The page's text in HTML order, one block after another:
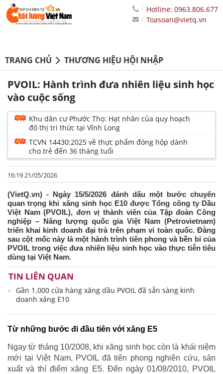
Hotline: 0963.806.677
Toasoan@vietq.vn
TRANG CHỦ THƯƠNG HIỆU HỘI NHẬP
PVOIL: Hành trình đưa nhiên liệu sinh học
vào cuộc sống
Khu dân cư Phước Thọ: Hạt nhân của quy hoạch
đô thị tri thức tại Vĩnh Long
TCVN 14430:2025 về thực phẩm đóng hộp dành
cho trẻ đến 36 tháng tuổi
16:19 21/05/2026
(VietQ.vn) - Ngày 15/5/2026 đánh dấu một bước chuyển
quan trọng khi xăng sinh học E10 được Tổng công ty Dầu
Việt Nam (PVOIL), đơn vị thành viên của Tập đoàn Công
nghiệp – Năng lượng quốc gia Việt Nam (Petrovietnam)
triển khai kinh doanh đại trà trên phạm vi toàn quốc. Đằng
sau cột mốc này là một hành trình tiên phong và bền bỉ của
PVOIL trong việc đưa nhiên liệu sinh học vào thực tiễn tiêu
dùng tại Việt Nam.
TIN LIÊN QUAN
Gần 1.000 cửa hàng xăng dầu PVOIL đã sẵn sàng kinh
doanh xăng E10
Từ những bước đi đầu tiên với xăng E5
Ngay từ tháng 10/2008, khi xăng sinh học còn là khái niệm
mới tại Việt Nam, PVOIL đã tiên phong nghiên cứu, sản
xuất và thí điểm xăng E5. Đến ngày 01/08/2010, PVOIL